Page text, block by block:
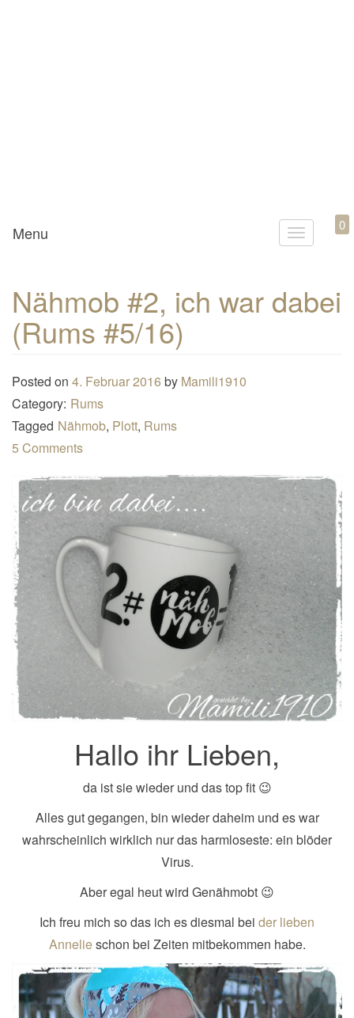
Mamili1910
T
g
a
t
Menu 0
Nähmob #2, ich war dabei
(Rums #5/16)
Posted on 4. Februar 2016 by Mamili1910
Category: Rums
Tagged Nähmob, Plott, Rums
5 Comments
Hallo ihr Lieben,
da ist sie wieder und das top fit 😉
Alles gut gegangen, bin wieder daheim und es war
wahrscheinlich wirklich nur das harmloseste: ein blöder
Virus.
Aber egal heut wird Genähmobt 😉
Ich freu mich so das ich es diesmal bei der lieben
Annelieschon bei Zeiten mitbekommen habe.